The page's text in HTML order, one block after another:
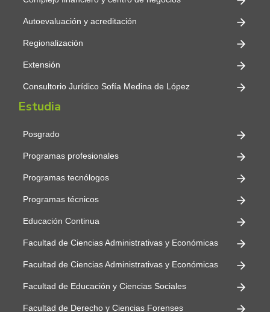
Autoevaluación y acreditación
Regionalización
Extensión
Consultorio Jurídico Sofía Medina de López
Estudia
Posgrado
Programas profesionales
Programas tecnólogos
Programas técnicos
Educación Continua
Facultad de Ciencias Administrativas y Económicas
Facultad de Ciencias Administrativas y Económicas
Facultad de Educación y Ciencias Sociales
Facultad de Derecho y Ciencias Forenses